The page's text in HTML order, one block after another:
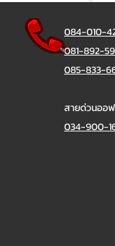
084-010-
081-892-
085-833-
สายด่วนออ
034-900-